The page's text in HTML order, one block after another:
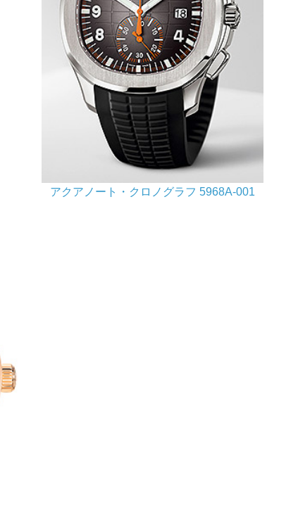
アクアノート・クロノグラフ 5968A-001